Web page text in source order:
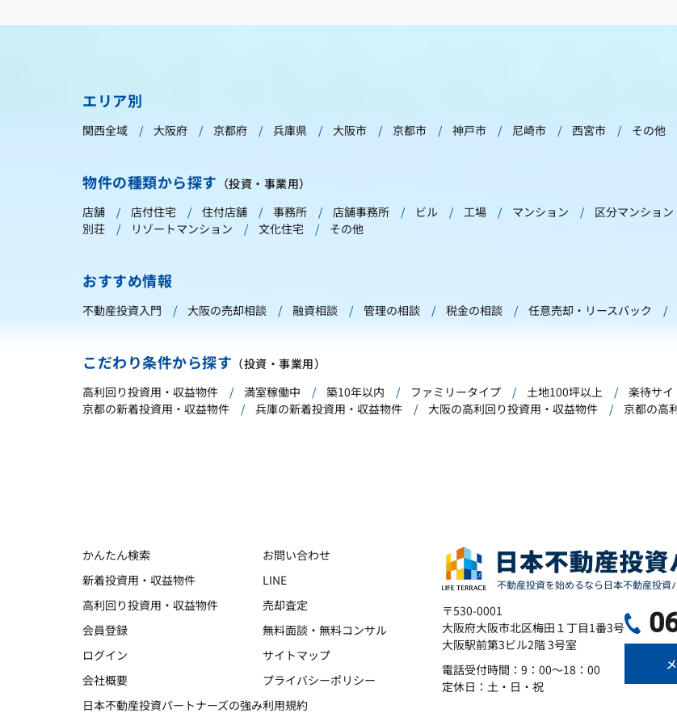
エリア別
関西全域 大阪府 京都府 兵庫県 大阪市 京都市 神戸市 尼崎市 西宮市 その他
物件の種類から探す （投資・事業用）
店舗
店付住宅 住付店舗 事務所 店舗事務所 ビル 工場 マンション 区分マンション
別荘
リゾートマンション 文化住宅 その他
おすすめ情報
不動産投資入門 大阪の売却相談 融資相談 管理の相談 税金の相談 任意売却・リースバック
こだわり条件から探す （投資・事業用）
高利回り投資用・収益物件
満室稼働中 築10年以内 ファミリータイプ 土地100坪以上 楽待サイ
京都の新着投資用・収益物件
兵庫の新着投資用・収益物件 大阪の高利回り投資用・収益物件 京都の高
かんたん検索
新着投資用・収益物件
高利回り投資用・収益物件
会員登録
ログイン
会社概要
日本不動産投資パートナーズの強み
お問い合わせ
LINE
売却査定
無料面談・無料コンサル
サイトマップ
プライバシーポリシー
利用規約
〒530-0001
大阪府大阪市北区梅田１丁目1番3号
大阪駅前第3ビル2階 3号室
電話受付時間：9：00～18：00
定休日：土・日・祝